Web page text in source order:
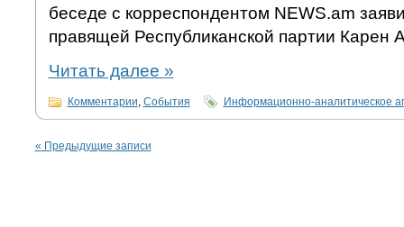
беседе с корреспондентом NEWS.am
правящей Республиканской партии Карен
Читать далее »
Комментарии, События Информационно-аналитическое
« Предыдущие записи